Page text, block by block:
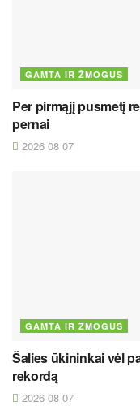
GAMTA IR ŽMOGUS
Per pirmąjį pusmetį
pernai
2026 08 07
GAMTA IR ŽMOGUS
Šalies ūkininkai vėl
rekordą
2026 08 07